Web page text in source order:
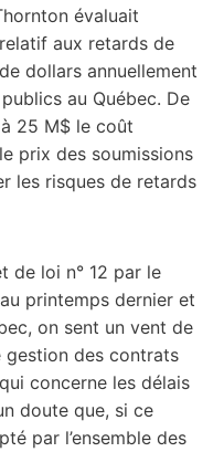
évaluait
aux retards de
dollars annuellement
au Québec. De
25 M$ le coût
prix des soumissions
les risques de retards
de loi n° 12 par le
printemps dernier et
on sent un vent de
gestion des contrats
concerne les délais
doute que, si ce
par l’ensemble des